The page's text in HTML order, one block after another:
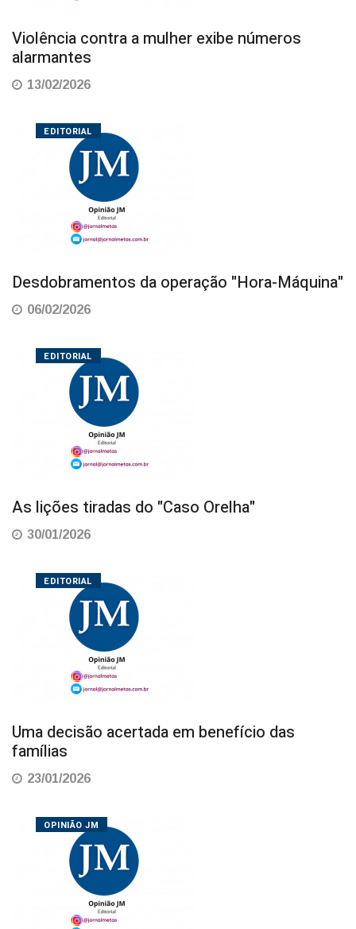
Violência contra a mulher exibe números
alarmantes
13/02/2026
EDITORIAL
Desdobramentos da operação "Hora-Máquina"
06/02/2026
EDITORIAL
As lições tiradas do "Caso Orelha"
30/01/2026
EDITORIAL
Uma decisão acertada em benefício das
famílias
23/01/2026
OPINIÃO JM